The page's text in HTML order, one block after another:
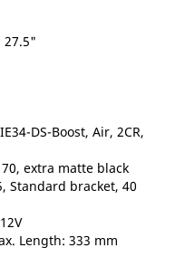
27.5"
DS-Boost, Air, 2CR,
extra matte black
Standard bracket, 40
Length: 333 mm